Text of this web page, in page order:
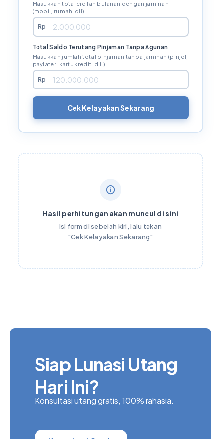
Masukkan total cicilan bulanan dengan jaminan
(mobil, rumah, dll)
Rp
Total Saldo Terutang Pinjaman Tanpa Agunan
Masukkan jumlah total pinjaman tanpa jaminan (pinjol,
paylater, kartu kredit, dll.)
Rp
Cek Kelayakan Sekarang
Hasil perhitungan akan muncul di sini
Isi form di sebelah kiri, lalu tekan
"Cek Kelayakan Sekarang"
Siap Lunasi Utang
Hari Ini?
Konsultasi utang gratis, 100% rahasia.